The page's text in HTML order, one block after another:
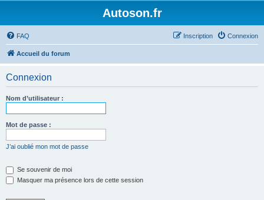
Autoson.fr
FAQ Connexion
Inscription
Accueil du forum
Connexion
Nom d’utilisateur :
Mot de passe :
J’ai oublié mon mot de passe
Se souvenir de moi
Masquer ma présence lors de cette session